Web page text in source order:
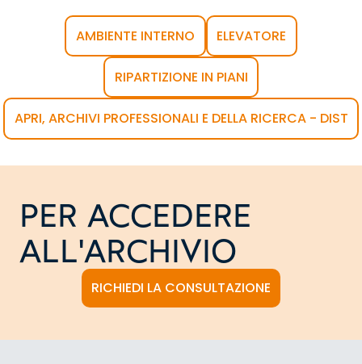
AMBIENTE INTERNO ELEVATORE
RIPARTIZIONE IN PIANI
APRI, ARCHIVI PROFESSIONALI E DELLA RICERCA - DIST
PER ACCEDERE
ALL'ARCHIVIO
RICHIEDI LA CONSULTAZIONE